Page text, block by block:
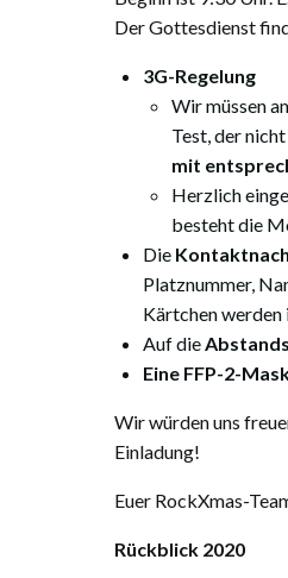
Der Gottesdienst
3G-Regelung
Wir müssen
Test, der
mit
Herzlich
besteht die
Die
Platznummer,
Kärtchen
Auf die
Eine FFP-2-
Wir würden uns
Einladung!
Euer RockXmas-
Rückblick 2020